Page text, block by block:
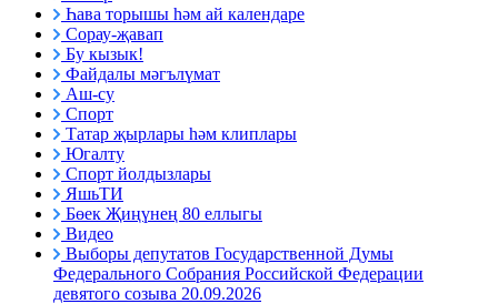
Һава торышы һәм ай календаре
Сорау-җавап
Бу кызык!
Файдалы мәгълүмат
Аш-су
Спорт
Татар җырлары һәм клиплары
Югалту
Спорт йолдызлары
ЯшьТИ
Бөек Җиңүнең 80 еллыгы
Видео
Выборы депутатов Государственной Думы
Федерального Собрания Российской Федерации
девятого созыва 20.09.2026